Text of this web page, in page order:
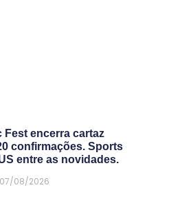
Fest encerra cartaz
confirmações. Sports
entre as novidades.
07/08/2026